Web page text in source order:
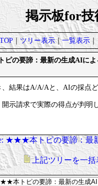
掲示板for技
｜ツリー表示｜一覧表示｜
の要諦：最新の生成AIによ
、結果はA/A/Aと、AIの採点
示請求で実際の得点が判明
★★★本トピの要諦：最
上記ツリーを一括